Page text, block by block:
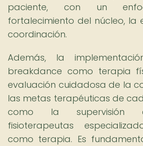
paciente, con un
fortalecimiento del núcleo, la
coordinación.
Además, la
breakdance como terapia
evaluación cuidadosa de la
las metas terapéuticas de
como la supervisión
fisioterapeutas
como terapia. Es